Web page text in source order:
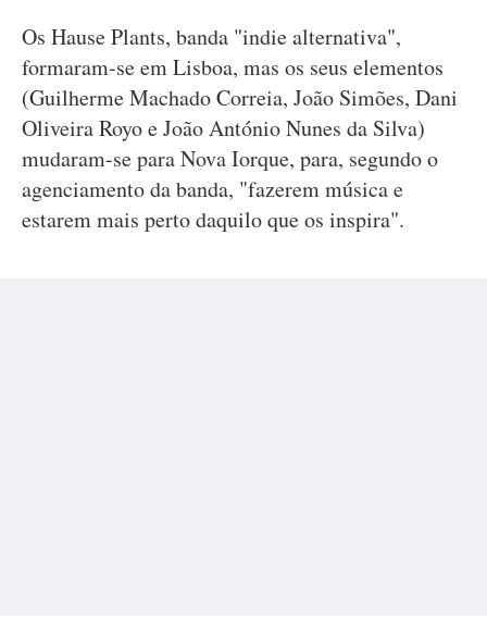
Os Hause Plants, banda "indie alternativa",
formaram-se em Lisboa, mas os seus elementos
(Guilherme Machado Correia, João Simões, Dani
Oliveira Royo e João António Nunes da Silva)
mudaram-se para Nova Iorque, para, segundo o
agenciamento da banda, "fazerem música e
estarem mais perto daquilo que os inspira".